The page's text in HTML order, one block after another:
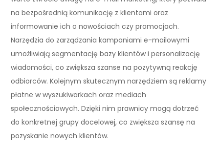
na bezpośrednią komunikację z klientami oraz
informowanie ich o nowościach czy promocjach.
Narzędzia do zarządzania kampaniami e-mailowymi
umożliwiają segmentację bazy klientów i personalizację
wiadomości, co zwiększa szanse na pozytywną reakcję
odbiorców. Kolejnym skutecznym narzędziem są reklamy
płatne w wyszukiwarkach oraz mediach
społecznościowych. Dzięki nim prawnicy mogą dotrzeć
do konkretnej grupy docelowej, co zwiększa szansę na
pozyskanie nowych klientów.